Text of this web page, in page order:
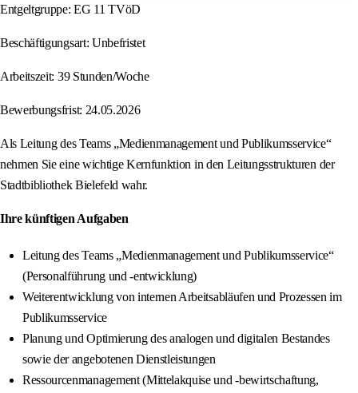
Entgeltgruppe: EG 11 TVöD
Beschäftigungsart: Unbefristet
Arbeitszeit: 39 Stunden/Woche
Bewerbungsfrist: 24.05.2026
Als Leitung des Teams „Medienmanagement und Publikumsservice“
nehmen Sie eine wichtige Kernfunktion in den Leitungsstrukturen der
Stadtbibliothek Bielefeld wahr.
Ihre künftigen Aufgaben
Leitung des Teams „Medienmanagement und Publikumsservice“
(Personalführung und -entwicklung)
Weiterentwicklung von internen Arbeitsabläufen und Prozessen im
Publikumsservice
Planung und Optimierung des analogen und digitalen Bestandes
sowie der angebotenen Dienstleistungen
Ressourcenmanagement (Mittelakquise und -bewirtschaftung,